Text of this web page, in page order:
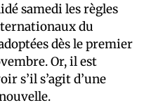
samedi les règles
du
dès le premier
Or, il est
s’il s’agit d’une